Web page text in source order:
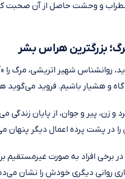
و وحشت حاصل از آن صحبت
بزرگترین هراس بشر
روانشناس شهیر اتریشی، مرگ
و هشیار باشیم. فروید
و زن، پیر و جوان، از پایان
در پشت پرده اعمال دیگر پنهان
برخی افراد به صورت غیرمستقیم
روانی دیگری خودش را نشان